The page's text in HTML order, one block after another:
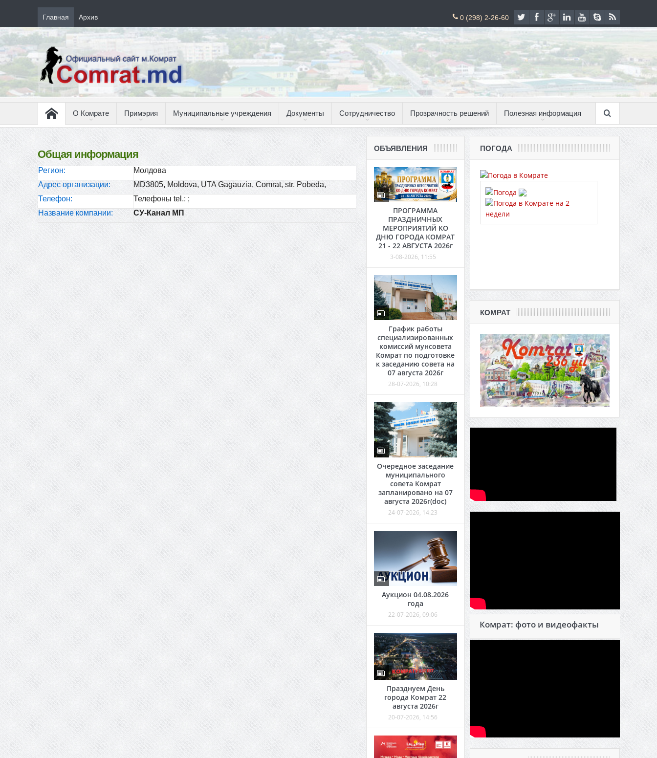
Главная Архив 0 (298) 2-26-60
О Комрате Примэрия Муниципальные учреждения Документы Сотрудничество Прозрачность решений Полезная информация
Общая информация
Регион:
Молдова
Адрес организации:
MD3805, Moldova, UTA Gagauzia, Comrat, str. Pobeda,
Телефон:
Телефоны tel.: ;
Название компании:
СУ-Канал МП
ОБЪЯВЛЕНИЯ
ПРОГРАММА
ПРАЗДНИЧНЫХ
МЕРОПРИЯТИЙ КО
ДНЮ ГОРОДА КОМРАТ
21 - 22 АВГУСТА 2026г
3-08-2026, 11:55
График работы
специализированных
комиссий мунсовета
Комрат по подготовке
к заседанию совета на
07 августа 2026г
28-07-2026, 10:28
Очередное заседание
муниципального
совета Комрат
запланировано на 07
августа 2026г(doc)
24-07-2026, 14:23
Аукцион 04.08.2026
года
22-07-2026, 09:06
Празднуем День
города Комрат 22
августа 2026г
20-07-2026, 14:56
ПОГОДА
КОМРАТ
Комрат: фото и видеофакты